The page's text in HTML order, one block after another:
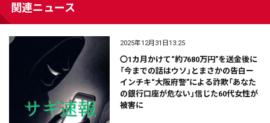
関連ニュース
2025年12月31日13:25
〇1カ月かけて“約7680万円”を送金後に
「今までの話はウソ」とまさかの告白ー
インチキ“大阪府警”による詐欺「あなた
の銀行口座が危ない」信じた60代女性が
被害に